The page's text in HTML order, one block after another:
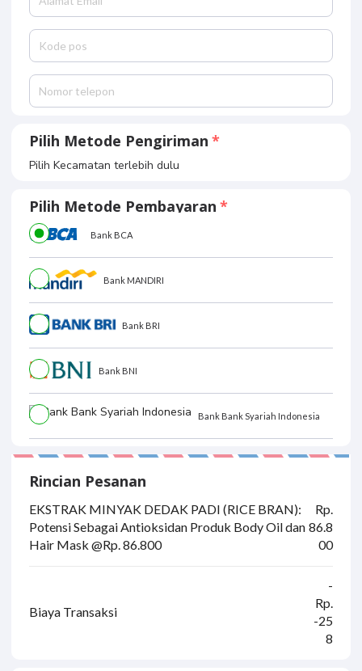
Pilih Metode Pengiriman
Pilih Kecamatan terlebih dulu
Pilih Metode Pembayaran
Bank BCA
Bank MANDIRI
Bank BRI
Bank BNI
Bank Bank Syariah Indonesia
Rincian Pesanan
EKSTRAK MINYAK DEDAK PADI (RICE BRAN):
Potensi Sebagai Antioksidan Produk Body Oil dan
Hair Mask @Rp. 86.800
Rp.
86.8
00
Biaya Transaksi
-
Rp.
-25
8